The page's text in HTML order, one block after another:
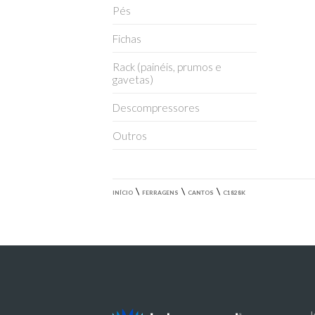
Pés
Fichas
Rack (painéis, prumos e
gavetas)
Descompressores
Outros
INÍCIO \ FERRAGENS \ CANTOS \ C1828K